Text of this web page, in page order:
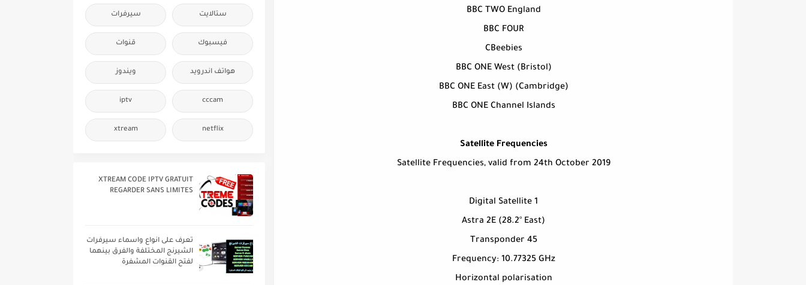
BBC TWO England
BBC FOUR
CBeebies
BBC ONE West (Bristol)
BBC ONE East (W) (Cambridge)
BBC ONE Channel Islands
Satellite Frequencies
Satellite Frequencies, valid from 24th October 2019
Digital Satellite 1
Astra 2E (28.2° East)
Transponder 45
Frequency: 10.77325 GHz
Horizontal polarisation
ستالايت سيرفرات
فيسبوك قنوات
هواتف اندرويد ويندوز
cccam
iptv
netflix
xtream
XTREAM CODE IPTV GRATUIT
REGARDER SANS LIMITES
تعرف على انواع واسماء سيرفرات
الشيرنج المختلفة والفرق بينهما
لفتح القنوات المشفرة